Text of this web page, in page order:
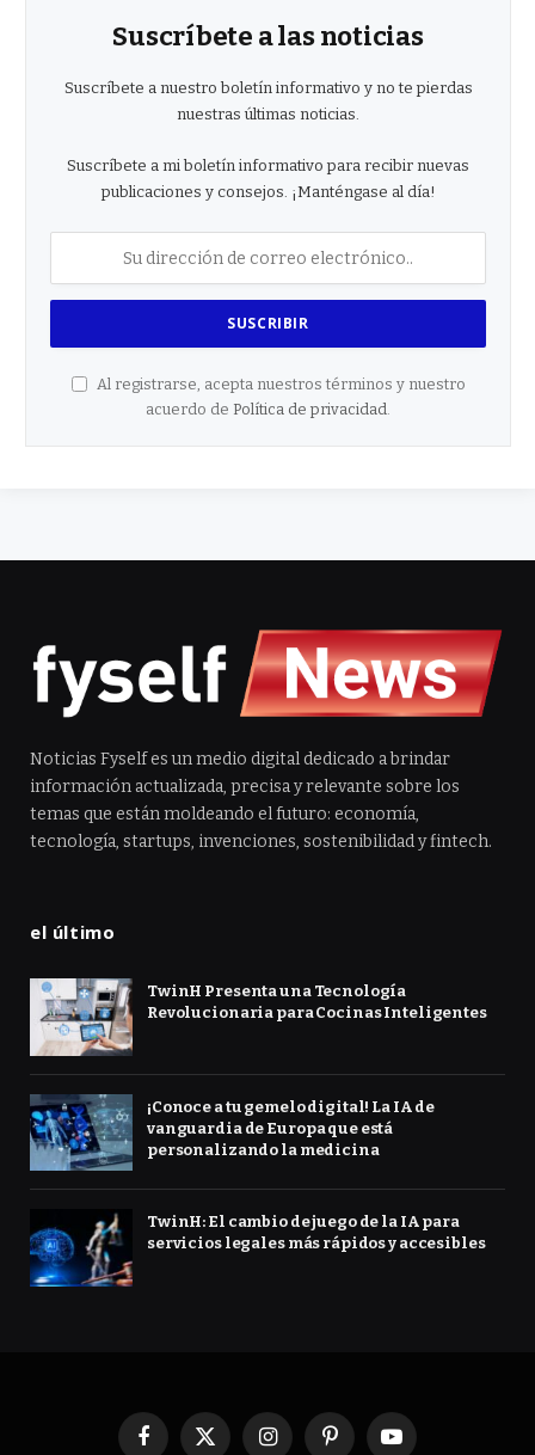
Suscríbete a las noticias
Suscríbete a nuestro boletín informativo y no te pierdas
nuestras últimas noticias.
Suscríbete a mi boletín informativo para recibir nuevas
publicaciones y consejos. ¡Manténgase al día!
Al registrarse, acepta nuestros términos y nuestro
acuerdo de Política de privacidad.
Noticias Fyself es un medio digital dedicado a brindar
información actualizada, precisa y relevante sobre los
temas que están moldeando el futuro: economía,
tecnología, startups, invenciones, sostenibilidad y fintech.
el último
TwinH Presenta una Tecnología
Revolucionaria para Cocinas Inteligentes
¡Conoce a tu gemelo digital! La IA de
vanguardia de Europa que está
personalizando la medicina
TwinH: El cambio de juego de la IA para
servicios legales más rápidos y accesibles
Facebook
X InstagramPinterestYouTube